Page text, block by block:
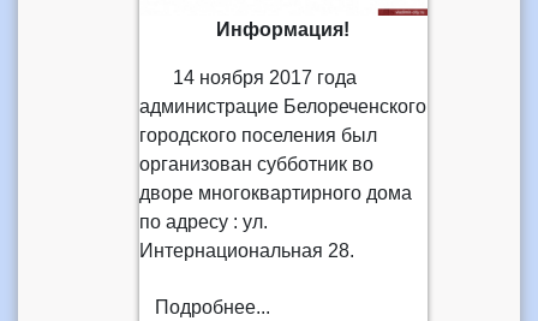
Информация!
14 ноября 2017 года
администрацие Белореченского
городского поселения был
организован субботник во
дворе многоквартирного дома
по адресу : ул.
Интернациональная 28.
Подробнее...